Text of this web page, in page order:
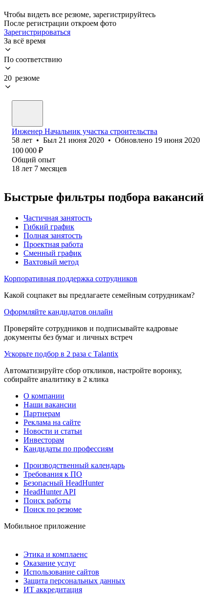
Чтобы видеть все резюме, зарегистрируйтесь
После регистрации откроем фото
Зарегистрироваться
За всё время
По соответствию
20 резюме
Инженер Начальник участка строительства
58 лет • Был 21 июня 2020 • Обновлено 19 июня 2020
100 000 ₽
Общий опыт
18 лет 7 месяцев
Быстрые фильтры подбора вакансий
Частичная занятость
Гибкий график
Полная занятость
Проектная работа
Сменный график
Вахтовый метод
Корпоративная поддержка сотрудников
Какой соцпакет вы предлагаете семейным сотрудникам?
Оформляйте кандидатов онлайн
Проверяйте сотрудников и подписывайте кадровые
документы без бумаг и личных встреч
Ускорьте подбор в 2 раза с Talantix
Автоматизируйте сбор откликов, настройте воронку,
собирайте аналитику в 2 клика
О компании
Наши вакансии
Партнерам
Реклама на сайте
Новости и статьи
Инвесторам
Кандидаты по профессиям
Производственный календарь
Требования к ПО
Безопасный HeadHunter
HeadHunter API
Поиск работы
Поиск по резюме
Мобильное приложение
Этика и комплаенс
Оказание услуг
Использование сайтов
Защита персональных данных
ИТ аккредитация